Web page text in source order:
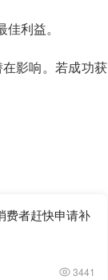
利益。
影响。若成功获
费者赶快申请补
3441